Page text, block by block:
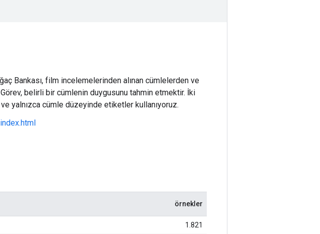
Bankası, film incelemelerinden alınan cümlelerden ve
belirli bir cümlenin duygusunu tahmin etmektir. İki
yalnızca cümle düzeyinde etiketler kullanıyoruz.
örnekler
1.821